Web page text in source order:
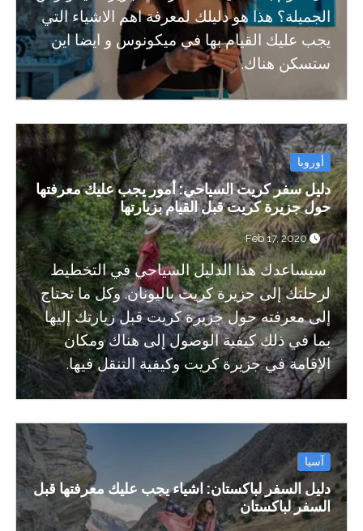
الجميلة؟ هذا هو دليلك لمعرفة اهم الاشياء التي
يجب عليك القيام بها في ميكونوس و ايضا اين
ستسكن هناك.
أوروبا
دليل سفر كريت السياحي: أمور يجب عليك معرفتها
حول جزيرة كريت قبل القيام بزيارتها
Feb 17, 2020
سيساعدك هذا الدليل السياحي في التخطيط
لرحلتك إلى جزيرة كريت باليونان. وكل ما تحتاج
إلى معرفته حول جزيرة كريت قبل زيارتك إليها
بما في ذلك كيفية الوصول إلى هناك ومكان
الإقامة في جزيرة كريت وكيفية التنقل فيها.
آسيا
دليل السفر لباكستان: اشياء يجب عليك معرفتها قبل
السفر لباكستان